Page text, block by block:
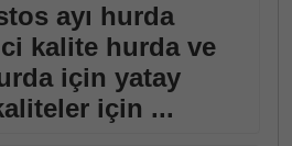
ayı hurda
kalite hurda ve
için yatay
için ...